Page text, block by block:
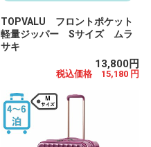
TOPVALU フロントポケット
軽量ジッパー Sサイズ ムラ
サキ
13,800円
税込価格 15,180 円